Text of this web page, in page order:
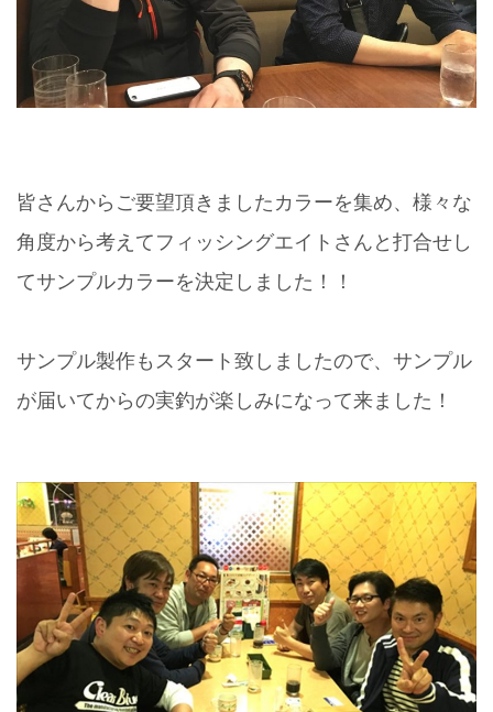
皆さんからご要望頂きましたカラーを集め、様々な
角度から考えてフィッシングエイトさんと打合せし
てサンプルカラーを決定しました！！
サンプル製作もスタート致しましたので、サンプル
が届いてからの実釣が楽しみになって来ました！